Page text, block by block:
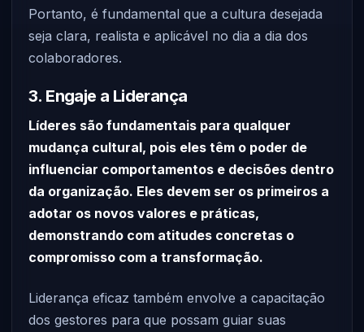
Portanto, é fundamental que a cultura desejada
seja clara, realista e aplicável no dia a dia dos
colaboradores.
3. Engaje a Liderança
Líderes são fundamentais para qualquer
mudança cultural, pois eles têm o poder de
influenciar comportamentos e decisões dentro
da organização. Eles devem ser os primeiros a
adotar os novos valores e práticas,
demonstrando com atitudes concretas o
compromisso com a transformação.
Liderança eficaz também envolve a capacitação
dos gestores para que possam guiar suas